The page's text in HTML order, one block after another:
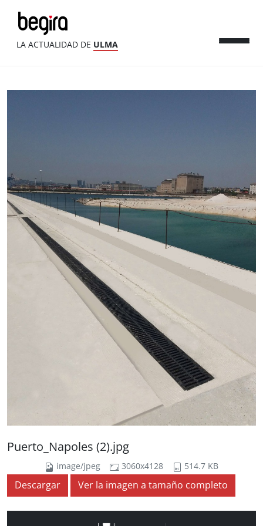
LA ACTUALIDAD DE ULMA
Puerto_Napoles (2).jpg
image/jpeg 3060x4128 514.7 KB
Descargar Ver la imagen a tamaño completo